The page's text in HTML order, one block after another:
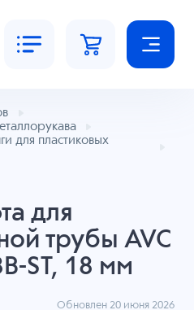
для пластиковых
для
трубы AVC
ST, 18 мм
Обновлен 20 июня 2026